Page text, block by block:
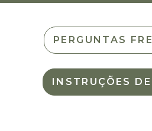
PERGUNTAS
INSTRUÇÕES